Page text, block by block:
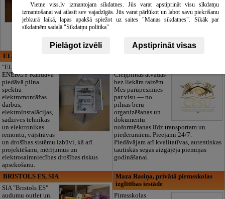
ELECTRIC ENERGY
"ELECTRIC
ENERGY Kandava"
piedāvā pilna
spektra
elektromontāžas
darbus,
elektroinstalācijas,
sadzīves tehnikas
un elektronikas
remontu, vājstrāvas
un drošības sistēmu izbūvi, kā arī
projektēšanu, mērījumus un
elektrosaimniecības drošības riskus
apsekošanu.
Cieņpilnas atvadas
bez liekām raizēm.
Mēs parūpēsimies
par visu — no
pilnas bēru
organizēšanas un
dokumentu
noformēšanas līdz transportam un
piederumiem. Pieejami 24/7.
Piedāvājam arī kvalitatīvas, autentiskas
tautiskās segas aizgājēja piemiņas
godināšanai.
BRISTOLS ES, SIA
SIA "Bristols ES"
audumu outlet un
Maza Rasiņa, privātā pirmsskolas
izglītības iestāde
Pirmsskolas
Vietne viss.lv izmantojam sīkdatnes. Jūs varat apstiprināt visu sīkdatņu
izmantošanai vai atlasīt sev vajadzīgās. Jūs varat pārlūkot un labot savu piekrišanu
jebkurā laikā, lapas apakšā spiežot uz saites "Manas sīkdatnes". Sīkāk par
sīkdatnēm sadaļā "Sīkdatņu politika"
Pielāgot izvēli Apstiprināt visas